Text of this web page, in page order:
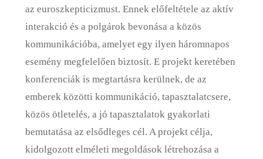
az euroszkepticizmust. Ennek előfeltétele az aktív
interakció és a polgárok bevonása a közös
kommunikációba, amelyet egy ilyen háromnapos
esemény megfelelően biztosít. E projekt keretében
konferenciák is megtartásra kerülnek, de az
emberek közötti kommunikáció, tapasztalatcsere,
közös ötletelés, a jó tapasztalatok gyakorlati
bemutatása az elsődleges cél. A projekt célja,
kidolgozott elméleti megoldások létrehozása a